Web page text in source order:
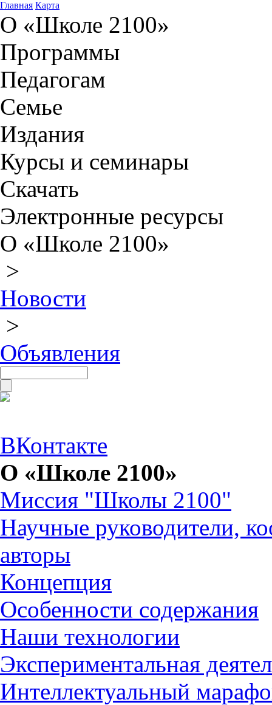
Главная Карта
О «Школе 2100»
Программы
Педагогам
Семье
Издания
Курсы и семинары
Скачать
Электронные ресурсы
О «Школе 2100»
>
Новости
>
Объявления
ВКонтакте
О «Школе 2100»
Миссия "Школы 2100"
Научные руководители,
авторы
Концепция
Особенности содержания
Наши технологии
Экспериментальная
Интеллектуальный